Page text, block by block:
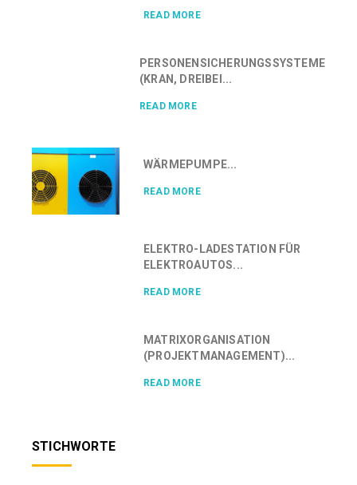
READ MORE
PERSONENSICHERUNGSSYSTEME
(KRAN, DREIBEI...
READ MORE
WÄRMEPUMPE...
READ MORE
ELEKTRO-LADESTATION FÜR
ELEKTROAUTOS...
READ MORE
MATRIXORGANISATION
(PROJEKTMANAGEMENT)...
READ MORE
STICHWORTE